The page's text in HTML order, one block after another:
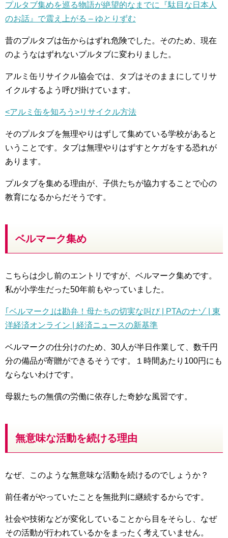
プルタブ集めを巡る物語が絶望的なまでに『駄目な日本人
のお話』で震え上がる – ゆとりずむ
昔のプルタブは缶からはずれ危険でした。そのため、現在
のようなはずれないプルタブに変わりました。
アルミ缶リサイクル協会では、タブはそのままにしてリサ
イクルするよう呼び掛けています。
<アルミ缶を知ろう>リサイクル方法
そのプルタブを無理やりはずして集めている学校があると
いうことです。タブは無理やりはずすとケガをする恐れが
あります。
プルタブを集める理由が、子供たちが協力することで心の
教育になるからだそうです。
ベルマーク集め
こちらは少し前のエントリですが、ベルマーク集めです。
私が小学生だった50年前もやっていました。
｢ベルマーク｣は勘弁！母たちの切実な叫び | PTAのナゾ | 東
洋経済オンライン | 経済ニュースの新基準
ベルマークの仕分けのため、30人が半日作業して、数千円
分の備品が寄贈ができるそうです。１時間あたり100円にも
ならないわけです。
母親たちの無償の労働に依存した奇妙な風習です。
無意味な活動を続ける理由
なぜ、このような無意味な活動を続けるのでしょうか？
前任者がやっていたことを無批判に継続するからです。
社会や技術などが変化していることから目をそらし、なぜ
その活動が行われているかをまったく考えていません。